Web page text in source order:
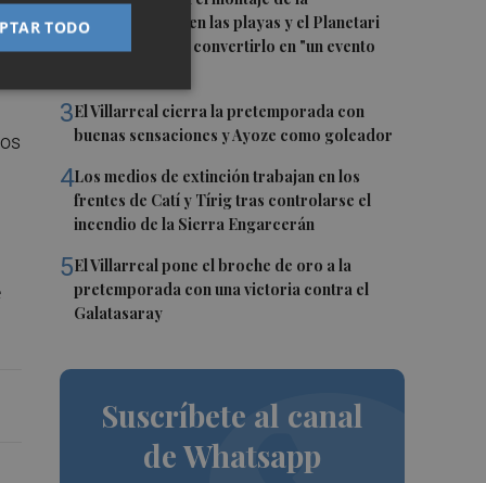
infraestructura en las playas y el Planetari
del eclipse para convertirlo en "un evento
3El Villarreal cierra la pretemporada con
buenas sensaciones y Ayoze como goleador
4Los medios de extinción trabajan en los
frentes de Catí y Tírig tras controlarse el
incendio de la Sierra Engarcerán
5El Villarreal pone el broche de oro a la
pretemporada con una victoria contra el
Galatasaray
Suscríbete al canal
de Whatsapp
TODO